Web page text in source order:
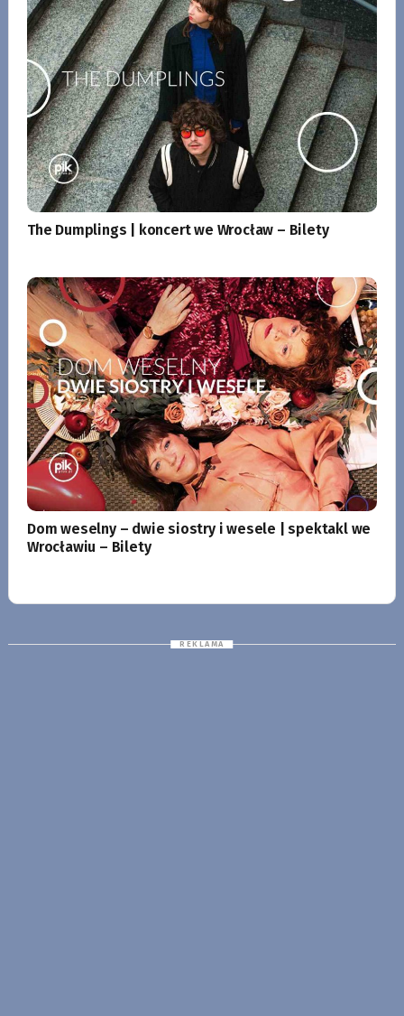
The Dumplings | koncert we Wrocław – Bilety
Dom weselny – dwie siostry i wesele | spektakl we
Wrocławiu – Bilety